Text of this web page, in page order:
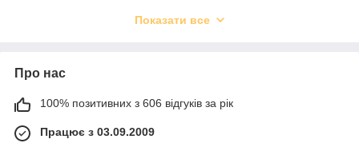
поліклініки при виконанні самоконтролю концентрації
глюкометри та набори витратних матеріалів завжди
повинні бути в аптечці людини, що страждає
ендокринними розладами.
Чому діабетики вибирають продукцію
Показати все
Про нас
100% позитивних з 606 відгуків за рік
Працює з 03.09.2009